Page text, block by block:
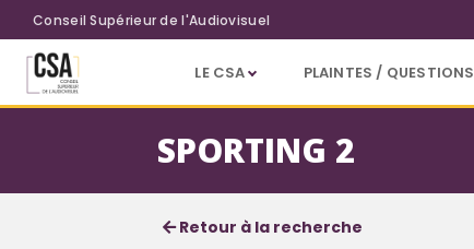
Aller au contenu principal
Conseil Supérieur de l'Audiovisuel
LE CSA PLAINTES / QUESTIONS
SPORTING 2
Fiche service
Informations détaillées
Retour à la recherche